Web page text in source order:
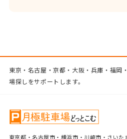
東京・名古屋・京都・大阪・兵庫・福岡
場探しをサポートします。
東京都・名古屋市・横浜市・川崎市・さい